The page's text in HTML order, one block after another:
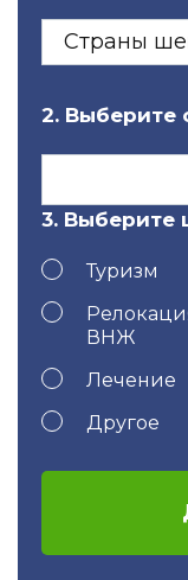
2. Выберите
3. Выберите
Туризм
ВНЖ
Лечение
Другое